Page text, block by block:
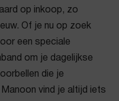
op inkoop, zo
Of je nu op zoek
een speciale
om je dagelijkse
die je
vind je altijd iets